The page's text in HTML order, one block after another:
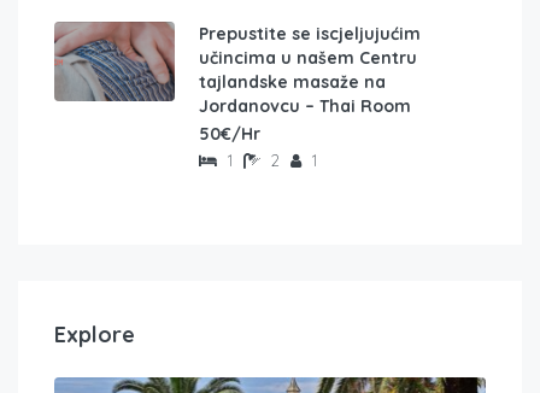
Prepustite se iscjeljujućim
učincima u našem Centru
tajlandske masaže na
Jordanovcu – Thai Room
50€/Hr
1 2 1
Explore